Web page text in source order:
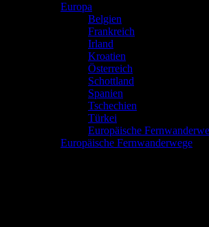
Europa
Belgien
Frankreich
Irland
Kroatien
Österreich
Schottland
Spanien
Tschechien
Türkei
Europäische
Europäische Fernwanderwege